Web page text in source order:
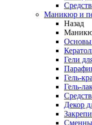
Маникюр и
Назад
Основы
Гели
Гель-
Гель-
Декор